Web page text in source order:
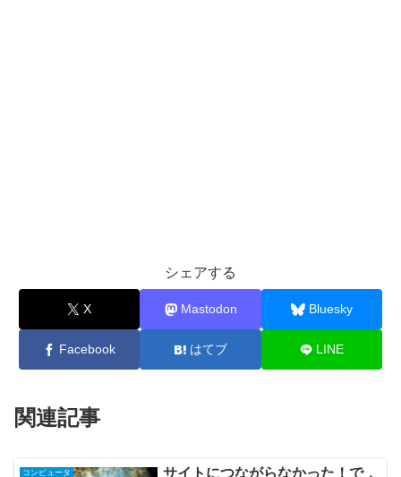
シェアする
X Mastodon Bluesky
Facebook はてブ LINE
関連記事
コンピュータ サイトにつながらなかった！で，